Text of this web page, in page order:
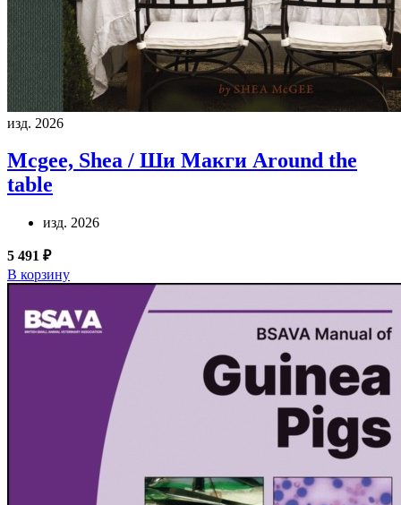
изд. 2026
Mcgee, Shea / Ши Макги Around the
table
изд. 2026
5 491 ₽
В корзину